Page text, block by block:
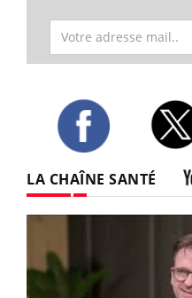
LA CHAÎNE SANTÉ